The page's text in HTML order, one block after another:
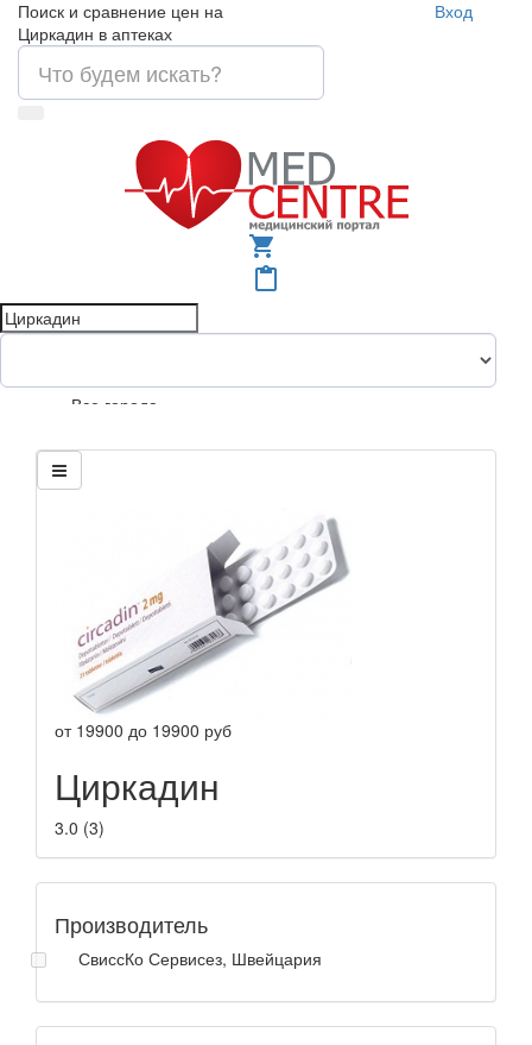
Поиск и сравнение цен на
Циркадин в аптеках
Вход
shopping_cart
content_paste
Все города
от 19900 до 19900 руб
Циркадин
3.0 (3)
Производитель
СвиссКо Сервисез, Швейцария